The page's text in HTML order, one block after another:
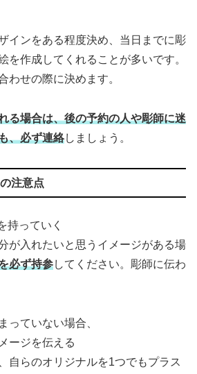
インをある程度決め、当日までに彫
を作成してくれることが多いです。
わせの際に決めます。
る場合は、後の予約の人や彫師に迷
、必ず連絡しましょう。
注意点
持っていく
が入れたいと思うイメージがある場
必ず持参してください。彫師に伝わ
っていない場合、
ージを伝える
自らのオリジナルを1つでもプラス